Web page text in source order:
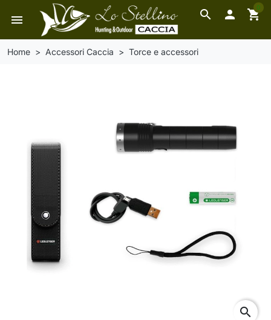
search
menu  shopping_cart
0
Home Accessori Caccia Torce e accessori
search